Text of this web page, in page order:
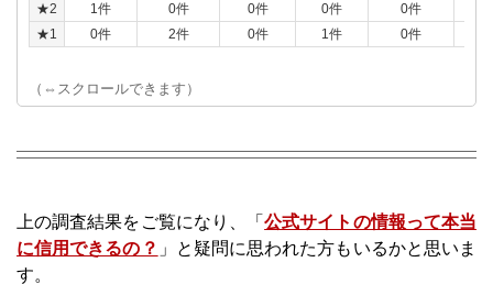
★2
1件 0件 0件 0件 0件
★1
0件 2件 0件 1件 0件
（⇔スクロールできます）
上の調査結果をご覧になり、「公式サイトの情報って本当
に信用できるの？ 」と疑問に思われた方もいるかと思いま
す。